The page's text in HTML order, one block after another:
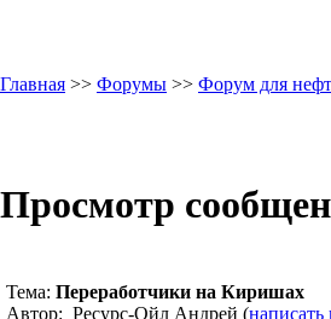
Главная >> Форумы >> Форум для
Просмотр
Тема: Переработчики на Киришах
Автор: Ресурс-Ойл Андрей (написать